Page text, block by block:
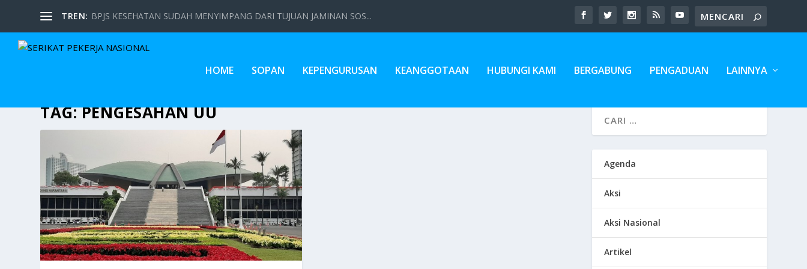
TREN: BPJS KESEHATAN SUDAH MENYIMPANG DARI TUJUAN JAMINAN SOS...
HOME SOPAN KEPENGURUSAN KEANGGOTAAN HUBUNGI KAMI BERGABUNG PENGADUAN LAINNYA
TAG:PENGESAHAN UU
Agenda
Aksi
Aksi Nasional
Artikel